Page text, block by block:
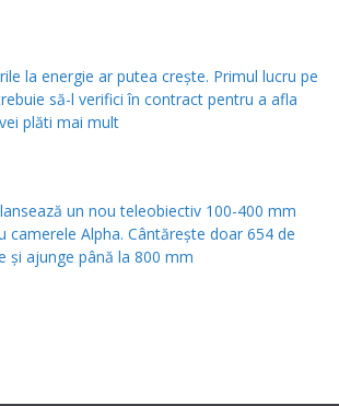
la energie ar putea crește. Primul lucru pe
să-l verifici în contract pentru a afla
plăti mai mult
un nou teleobiectiv 100-400 mm
camerele Alpha. Cântărește doar 654 de
și ajunge până la 800 mm